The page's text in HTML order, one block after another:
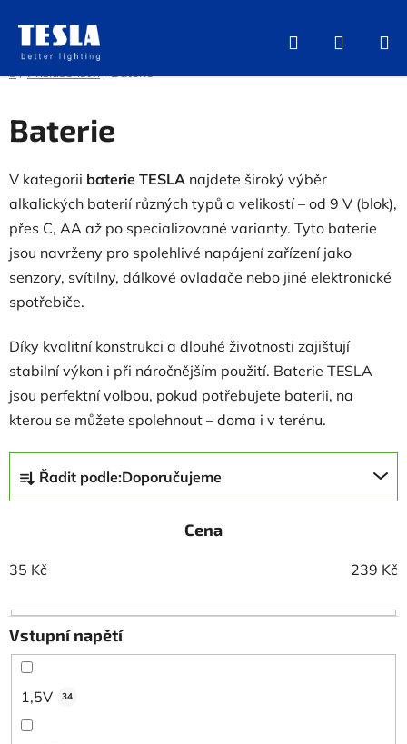
obsah
Hledat
KOŠÍK
/ Příslušenství / Baterie
Baterie
V kategorii baterie TESLA najdete široký výběr
alkalických baterií různých typů a velikostí – od 9 V (blok),
přes C, AA až po specializované varianty. Tyto baterie
jsou navrženy pro spolehlivé napájení zařízení jako
senzory, svítilny, dálkové ovladače nebo jiné elektronické
spotřebiče.
Díky kvalitní konstrukci a dlouhé životnosti zajišťují
stabilní výkon i při náročnějším použití. Baterie TESLA
jsou perfektní volbou, pokud potřebujete baterii, na
kterou se můžete spolehnout – doma i v terénu.
Ř
a
z
í
p
r
o
Řadit podle:Doporučujeme
Cena
35 Kč 239 Kč
Vstupní napětí
1,5V 34